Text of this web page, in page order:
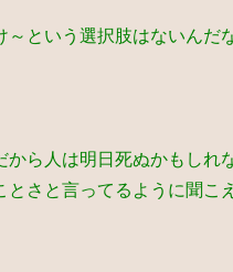
という選択肢はないん
ら人は明日死ぬかもし
さと言ってるように聞こ